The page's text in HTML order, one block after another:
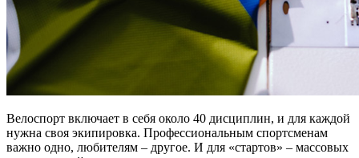
Велоспорт включает в себя около 40 дисциплин, и для каждой
нужна своя экипировка. Профессиональным спортсменам
важно одно, любителям – другое. И для «стартов» – массовых